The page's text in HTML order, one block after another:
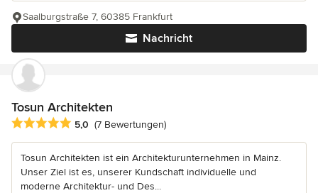
Nachricht
Saalburgstraße 7, 60385 Frankfurt
Tosun Architekten
Durchschnittliche Bewertung: 5 von 5 Sternen
5,0 (7 Bewertungen)
Tosun Architekten ist ein Architekturunternehmen in Mainz.
Unser Ziel ist es, unserer Kundschaft individuelle und
moderne Architektur- und Des...